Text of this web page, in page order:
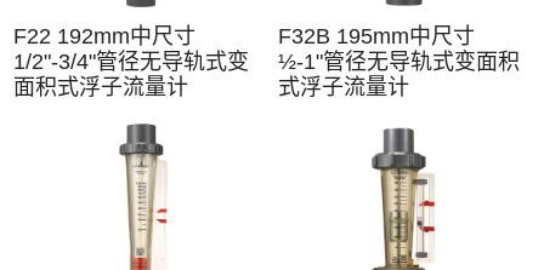
F22 192mm中尺寸
1/2"-3/4"管径无导轨式变
面积式浮子流量计
F32B 195mm中尺寸
½-1"管径无导轨式变面积
式浮子流量计